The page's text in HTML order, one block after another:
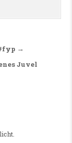
→
Juvel